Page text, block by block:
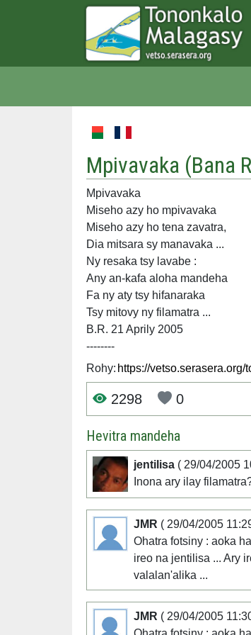
Mpivavaka (Bana
Mpivavaka
Miseho azy ho mpivavaka
Miseho azy ho tena zavatra,
Dia mitsara sy manavaka ...
Ny resaka tsy lavabe :
Any an-kafa aloha mandeha
Fa ny aty tsy hifanaraka
Tsy mitovy ny filamatra ...
B.R. 21 Aprily 2005
--------
Rohy:
2298 0
Hevitra mandeha
jentilisa ( 29/04/2005
Inona ary ilay
JMR ( 29/04/2005
Ohatra fotsiny : aoka
ireo na jentilisa ... Ary
valalan'alika ...
JMR ( 29/04/2005